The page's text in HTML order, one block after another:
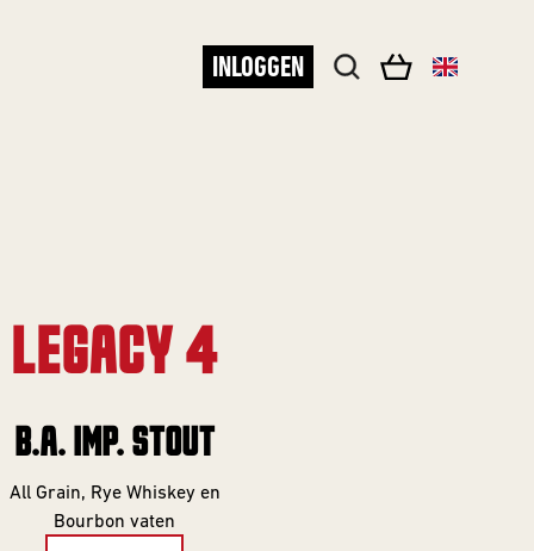
INLOGGEN
LEGACY 4
B.A. IMP. STOUT
All Grain, Rye Whiskey en
Bourbon vaten